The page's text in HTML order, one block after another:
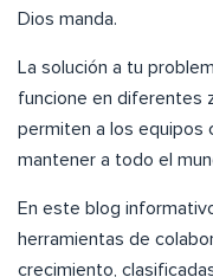
Dios manda.
La solución a tu
funcione en diferentes
permiten a los equipos
mantener a todo el
En este blog
herramientas de
crecimiento,